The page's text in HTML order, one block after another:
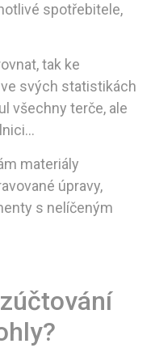
spotřebitele,
tak ke
svých statistikách
všechny terče, ale
materiály
úpravy,
s nelíčeným